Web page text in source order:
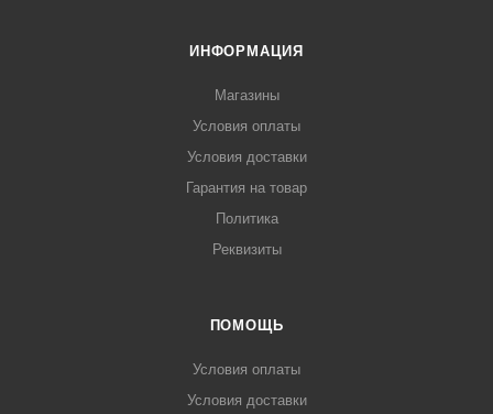
ИНФОРМАЦИЯ
Магазины
Условия оплаты
Условия доставки
Гарантия на товар
Политика
Реквизиты
ПОМОЩЬ
Условия оплаты
Условия доставки